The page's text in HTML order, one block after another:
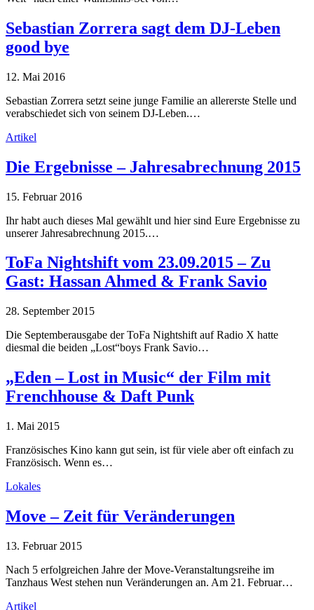
Sebastian Zorrera sagt dem DJ-Leben
good bye
12. Mai 2016
Sebastian Zorrera setzt seine junge Familie an allererste Stelle und
verabschiedet sich von seinem DJ-Leben.…
Artikel
Die Ergebnisse – Jahresabrechnung 2015
15. Februar 2016
Ihr habt auch dieses Mal gewählt und hier sind Eure Ergebnisse zu
unserer Jahresabrechnung 2015.…
ToFa Nightshift vom 23.09.2015 – Zu
Gast: Hassan Ahmed & Frank Savio
28. September 2015
Die Septemberausgabe der ToFa Nightshift auf Radio X hatte
diesmal die beiden „Lost“boys Frank Savio…
„Eden – Lost in Music“ der Film mit
Frenchhouse & Daft Punk
1. Mai 2015
Französisches Kino kann gut sein, ist für viele aber oft einfach zu
Französisch. Wenn es…
Lokales
Move – Zeit für Veränderungen
13. Februar 2015
Nach 5 erfolgreichen Jahre der Move-Veranstaltungsreihe im
Tanzhaus West stehen nun Veränderungen an. Am 21. Februar…
Artikel